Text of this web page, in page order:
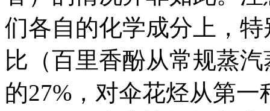
们各自的化学成分上，
比（百里香酚从常规蒸
的27%，对伞花烃从第